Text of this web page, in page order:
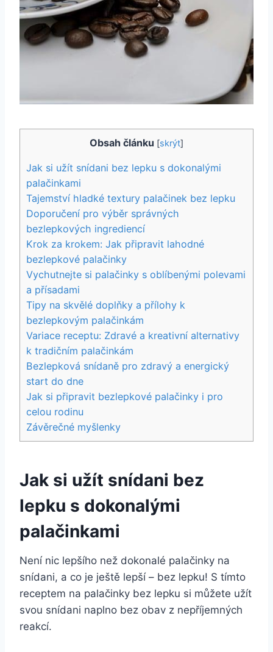
Obsah článku [skrýt]
Jak si užít snídani bez lepku s dokonalými
palačinkami
Tajemství hladké textury palačinek bez lepku
Doporučení pro výběr správných
bezlepkových ingrediencí
Krok za krokem: Jak připravit lahodné
bezlepkové palačinky
Vychutnejte si palačinky s oblíbenými polevami
a přísadami
Tipy na skvělé doplňky a přílohy k
bezlepkovým palačinkám
Variace receptu: Zdravé a kreativní alternativy
k tradičním palačinkám
Bezlepková snídaně pro zdravý a energický
start do dne
Jak si připravit bezlepkové palačinky i pro
celou rodinu
Závěrečné myšlenky
Jak si užít snídani bez
lepku s dokonalými
palačinkami
Není nic lepšího než dokonalé palačinky na
snídani, a co je ještě lepší – bez lepku! S tímto
receptem na palačinky bez lepku si můžete užít
svou snídani naplno bez obav z nepříjemných
reakcí.